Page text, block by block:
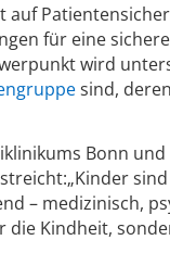
auf
für eine sichere
wird
sind,
Bonn
– medizinisch,
die Kindheit,